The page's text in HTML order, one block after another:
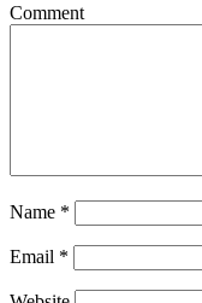
Comment
Name *
Email *